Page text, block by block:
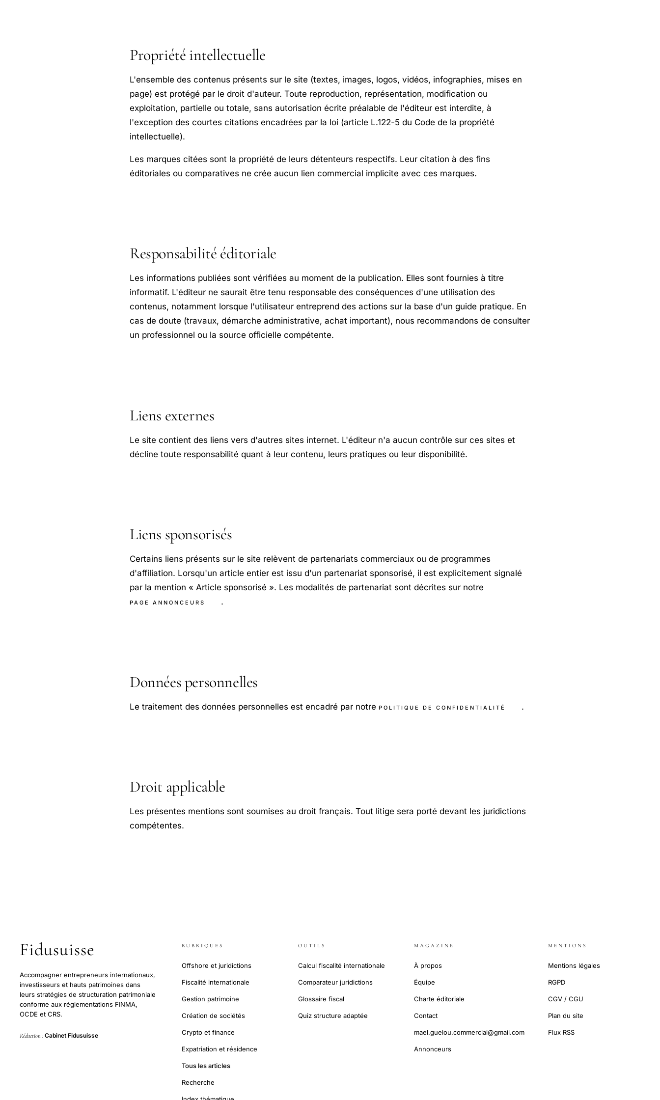
Propriété intellectuelle
L'ensemble des contenus présents sur le site (textes, images, logos, vidéos, infographies, mises en
page) est protégé par le droit d'auteur. Toute reproduction, représentation, modification ou
exploitation, partielle ou totale, sans autorisation écrite préalable de l'éditeur est interdite, à
l'exception des courtes citations encadrées par la loi (article L.122-5 du Code de la propriété
intellectuelle).
Les marques citées sont la propriété de leurs détenteurs respectifs. Leur citation à des fins
éditoriales ou comparatives ne crée aucun lien commercial implicite avec ces marques.
Responsabilité éditoriale
Les informations publiées sont vérifiées au moment de la publication. Elles sont fournies à titre
informatif. L'éditeur ne saurait être tenu responsable des conséquences d'une utilisation des
contenus, notamment lorsque l'utilisateur entreprend des actions sur la base d'un guide pratique. En
cas de doute (travaux, démarche administrative, achat important), nous recommandons de consulter
un professionnel ou la source officielle compétente.
Liens externes
Le site contient des liens vers d'autres sites internet. L'éditeur n'a aucun contrôle sur ces sites et
décline toute responsabilité quant à leur contenu, leurs pratiques ou leur disponibilité.
Liens sponsorisés
Certains liens présents sur le site relèvent de partenariats commerciaux ou de programmes
d'affiliation. Lorsqu'un article entier est issu d'un partenariat sponsorisé, il est explicitement signalé
par la mention « Article sponsorisé ». Les modalités de partenariat sont décrites sur notre
PAGE ANNONCEURS .
Données personnelles
Le traitement des données personnelles est encadré par notre POLITIQUE DE CONFIDENTIALITÉ .
Droit applicable
Les présentes mentions sont soumises au droit français. Tout litige sera porté devant les juridictions
compétentes.
Fidusuisse
Accompagner entrepreneurs internationaux,
investisseurs et hauts patrimoines dans
leurs stratégies de structuration patrimoniale
conforme aux réglementations FINMA,
OCDE et CRS.
Rédaction : Cabinet Fidusuisse
RUBRIQUES
Offshore et juridictions
Fiscalité internationale
Gestion patrimoine
Création de sociétés
Crypto et finance
Expatriation et résidence
Tous les articles
Recherche
OUTILS
Calcul fiscalité internationale
Comparateur juridictions
Glossaire fiscal
Quiz structure adaptée
MAGAZINE
À propos
Équipe
Charte éditoriale
Contact
mael.guelou.commercial@gmail.com
Annonceurs
MENTIONS
Mentions légales
RGPD
CGV / CGU
Plan du site
Flux RSS